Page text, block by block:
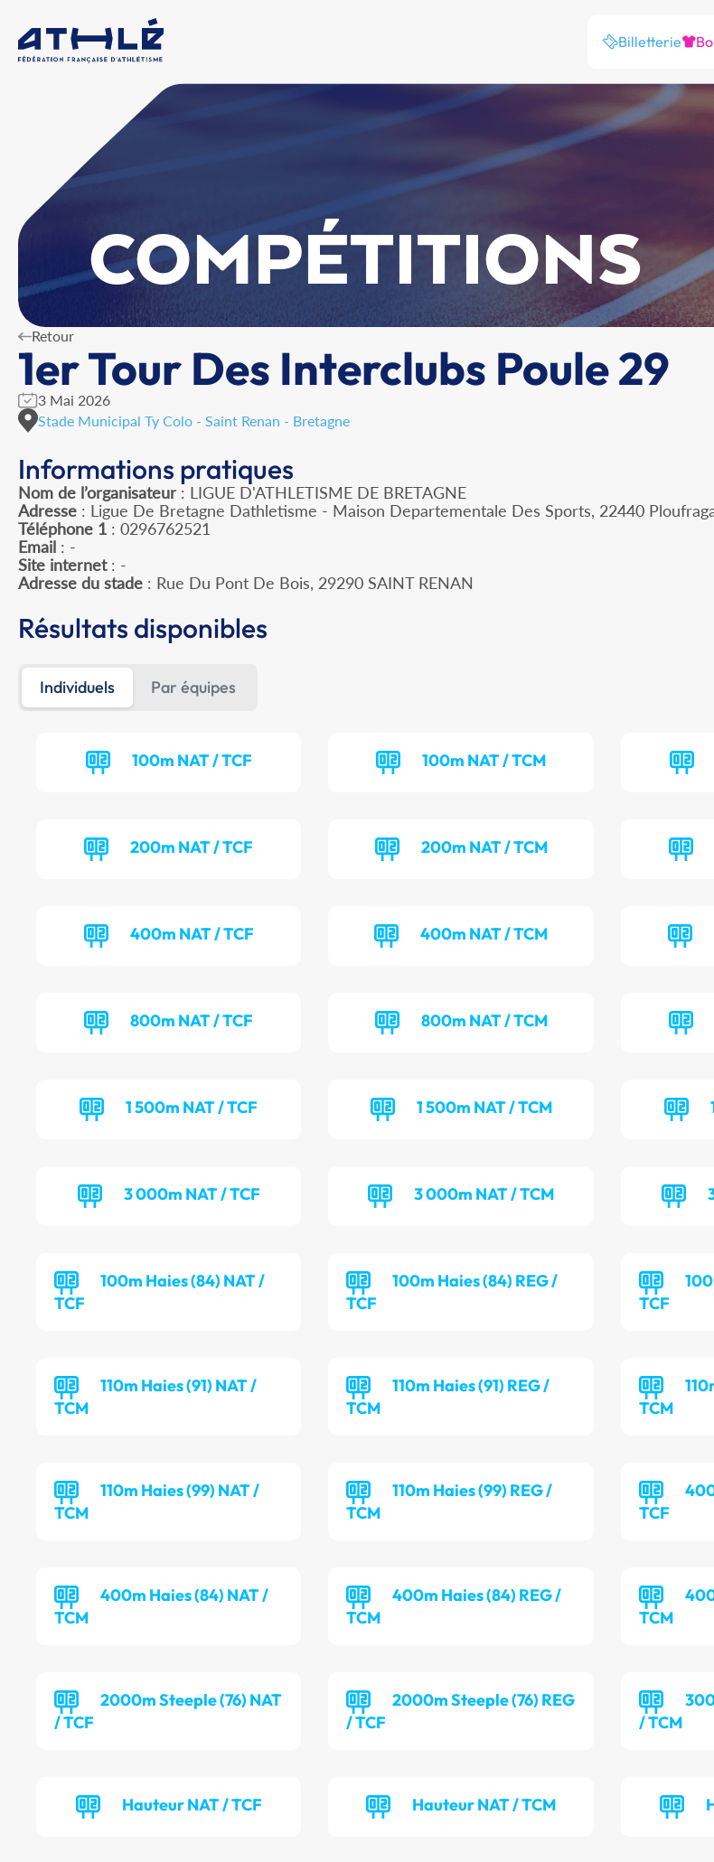
Billetterie
COMPÉTITIONS
Retour
1er Tour Des Interclubs Poule 29
3 Mai 2026
Stade Municipal Ty Colo - Saint Renan - Bretagne
Informations pratiques
Nom de l’organisateur : LIGUE D'ATHLETISME DE BRETAGNE
Adresse : Ligue De Bretagne Dathletisme - Maison Departementale Des Sports, 22440
Téléphone 1 : 0296762521
Email : -
Site internet: -
Adresse du stade : Rue Du Pont De Bois, 29290 SAINT RENAN
Résultats disponibles
Individuels Par équipes
100m NAT / TCF 100m NAT / TCM
200m NAT / TCF 200m NAT / TCM
400m NAT / TCF 400m NAT / TCM
800m NAT / TCF 800m NAT / TCM
1 500m NAT / TCF 1 500m NAT / TCM
3 000m NAT / TCF 3 000m NAT / TCM
100m Haies (84) NAT /
TCF
100m Haies (84) REG /
TCF
TCF
110m Haies (91) NAT /
TCM
110m Haies (91) REG /
TCM
TCM
110m Haies (99) NAT /
TCM
110m Haies (99) REG /
TCM
TCF
400m Haies (84) NAT /
TCM
400m Haies (84) REG /
TCM
TCM
2000m Steeple (76) NAT
/ TCF
2000m Steeple (76) REG
/ TCF
/ TCM
Hauteur NAT / TCF Hauteur NAT / TCM